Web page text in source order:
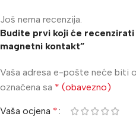
Još nema recenzija.
Budite prvi koji će
magnetni kontakt”
Vaša adresa e-pošte neće biti
označena sa * (obavezno)
Vaša ocjena *